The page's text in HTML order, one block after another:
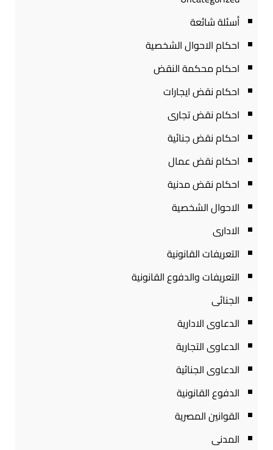
أسئلة شائعة
احكام الاحوال الشخصية
احكام محكمة النقض
احكام نقض ايجارات
احكام نقض تجارى
احكام نقض جنائية
احكام نقض عمال
احكام نقض مدنية
الاحوال الشخصية
الادارى
التعريفات القانونية
التعريفات والدفوع القانونية
الجنائى
الدعاوى الادارية
الدعاوى التجارية
الدعاوى الجنائية
الدفوع القانونية
القوانين المصرية
المدنى